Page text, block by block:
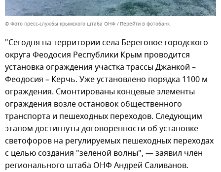
© Фото пресс-службы крымского штаба ОНФ Перейти в фотобанк
"Сегодня на территории села Береговое городского
округа Феодосия Республики Крым проводится
установка ограждения участка трассы Джанкой –
Феодосия – Керчь. Уже установлено порядка 1100 м
ограждения. Смонтированы концевые элементы
ограждения возле остановок общественного
транспорта и пешеходных переходов. Следующим
этапом достигнуты договоренности об установке
светофоров на регулируемых пешеходных переходах
с целью создания "зеленой волны", — заявил член
регионального штаба ОНФ Андрей Саливанов.